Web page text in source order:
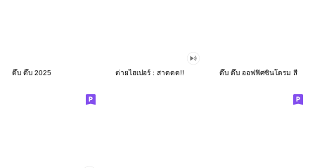
ดึ๊บ ดึ๊บ 2025 ต่ายไฮเปอร์ : สาดดด!! ดึ๊บ ดึ๊บ ออฟฟิศซินโดรม สี่